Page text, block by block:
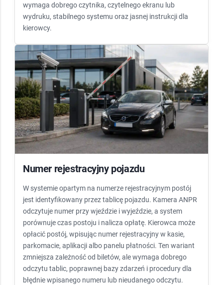
wymaga dobrego czytnika, czytelnego ekranu lub
wydruku, stabilnego systemu oraz jasnej instrukcji dla
kierowcy.
Numer rejestracyjny pojazdu
W systemie opartym na numerze rejestracyjnym postój
jest identyfikowany przez tablicę pojazdu. Kamera ANPR
odczytuje numer przy wjeździe i wyjeździe, a system
porównuje czas postoju i nalicza opłatę. Kierowca może
opłacić postój, wpisując numer rejestracyjny w kasie,
parkomacie, aplikacji albo panelu płatności. Ten wariant
zmniejsza zależność od biletów, ale wymaga dobrego
odczytu tablic, poprawnej bazy zdarzeń i procedury dla
błędnie wpisanego numeru lub nieudanego odczytu.